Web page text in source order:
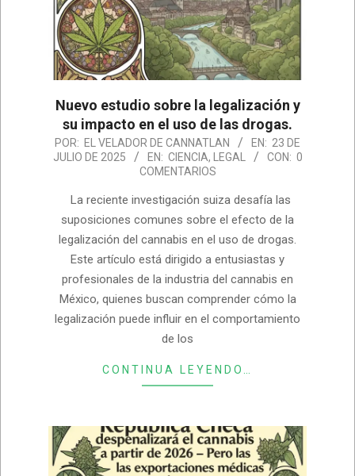
Nuevo estudio sobre la legalización y
su impacto en el uso de las drogas.
2025-
07-
POR: EL VELADOR DE CANNATLAN EN: 23 DE
JULIO DE 2025
EN: CIENCIA, LEGAL CON: 0
COMENTARIOS
La reciente investigación suiza desafía las
suposiciones comunes sobre el efecto de la
legalización del cannabis en el uso de drogas.
Este artículo está dirigido a entusiastas y
profesionales de la industria del cannabis en
México, quienes buscan comprender cómo la
legalización puede influir en el comportamiento
de los
CONTINUA LEYENDO…